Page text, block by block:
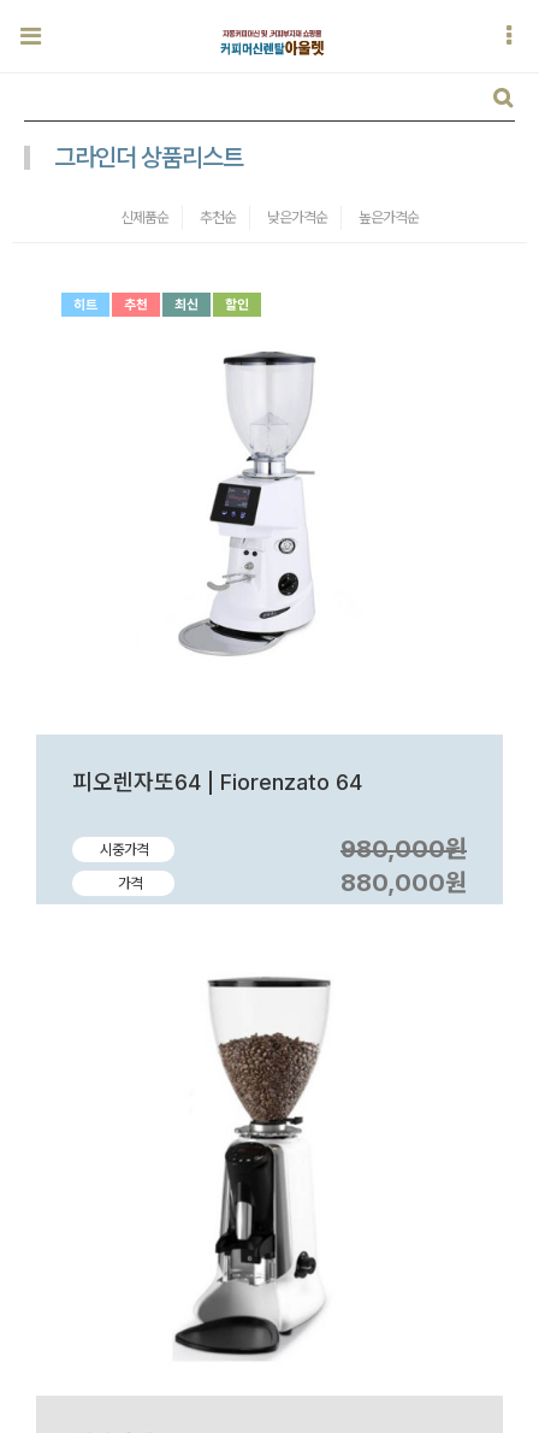
그라인더 상품리스트
신제품순 추천순 낮은가격순 높은가격순
피오렌자또64 | Fiorenzato 64
시중가격 980,000원
가격 880,000원
히트 추천 최신 할인